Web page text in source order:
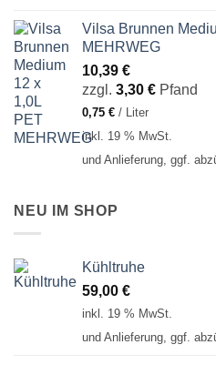
Vilsa Brunnen
MEHRWEG
10,39 €
zzgl. 3,30 € Pfand
0,75 € / Liter
inkl. 19 % MwSt.
und Anlieferung, ggf.
NEU IM SHOP
Kühltruhe
59,00 €
inkl. 19 % MwSt.
und Anlieferung, ggf.